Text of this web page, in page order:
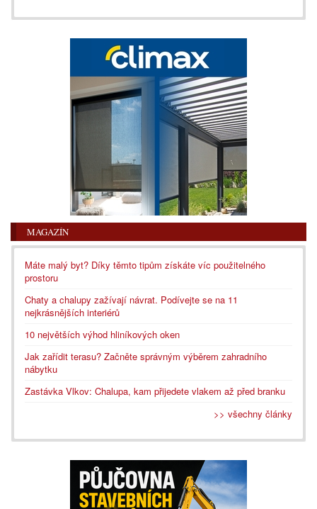
MAGAZÍN
Máte malý byt? Díky těmto tipům získáte víc použitelného
prostoru
Chaty a chalupy zažívají návrat. Podívejte se na 11
nejkrásnějších interiérů
10 největších výhod hliníkových oken
Jak zařídit terasu? Začněte správným výběrem zahradního
nábytku
Zastávka Vlkov: Chalupa, kam přijedete vlakem až před branku
>> všechny články